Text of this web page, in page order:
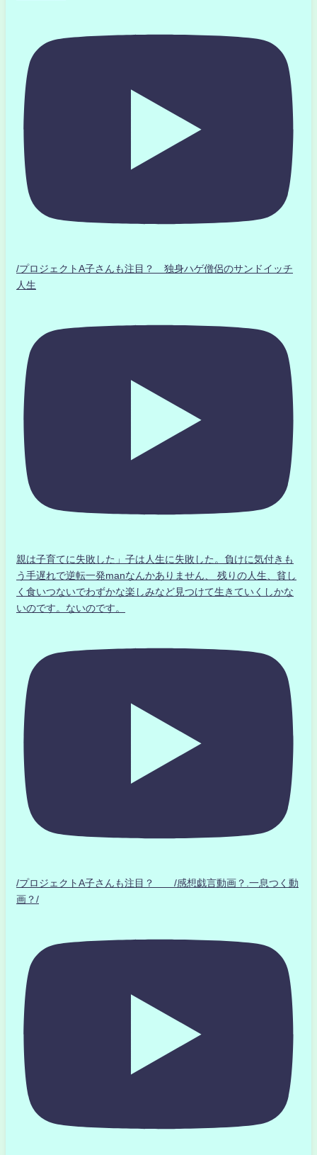
/プロジェクトA子さんも注目？ 独身ハゲ僧侶のサンドイッチ
人生
親は子育てに失敗した」子は人生に失敗した。負けに気付きも
う手遅れで逆転一発manなんかありません、 残りの人生、貧し
く食いつないでわずかな楽しみなど見つけて生きていくしかな
いのです。ないのです。
/プロジェクトA子さんも注目？ /感想戯言動画？.一息つく動
画？/